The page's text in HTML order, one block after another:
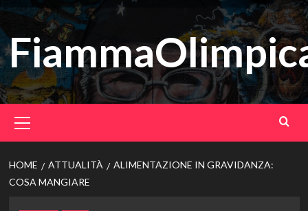
Vai
al
contenuto
principale
HOME ATTUALITÀ
ALIMENTAZIONE IN GRAVIDANZA:
COSA MANGIARE